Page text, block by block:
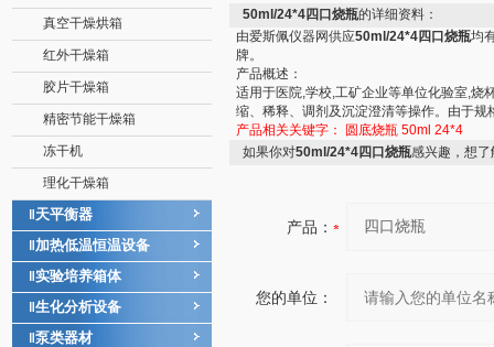
真空干燥烘箱
红外干燥箱
胶片干燥箱
精密节能干燥箱
冻干机
理化干燥箱
天平衡器
加热低温恒温设备
实验培养箱体
生化分析设备
泵类器材
50ml/24*4四口烧瓶的详细资料：
由爱斯佩仪器网供应50ml/24*4四口烧瓶均
牌。
产品概述：
适用于医院,学校,工矿企业等单位化验室,烧
缩、稀释、调剂及沉淀澄清等操作。由于
产品相关关键字：
圆底烧瓶 50ml 24*4
如果你对50ml/24*4四口烧瓶感兴趣，想
产品：
您的单位：